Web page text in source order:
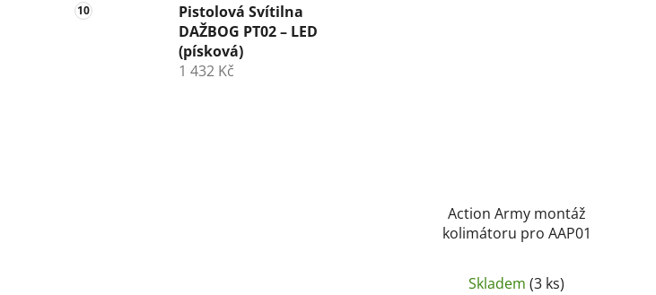
Pistolová Svítilna
DAŽBOG PT02 – LED
(písková)
1 432 Kč
Action Army montáž
kolimátoru pro AAP01
Skladem(3 ks)